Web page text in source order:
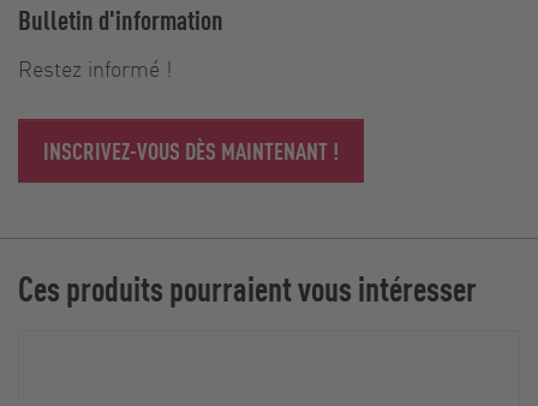
Bulletin d'information
Restez informé !
INSCRIVEZ-VOUS DÈS MAINTENANT !
Ces produits pourraient vous intéresser